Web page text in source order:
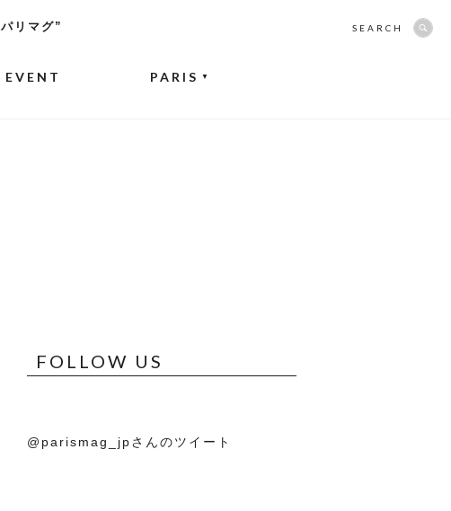
リマグ”
EVENT PARIS ▼
SEARCH
FOLLOW US
@parismag_jpさんのツイート